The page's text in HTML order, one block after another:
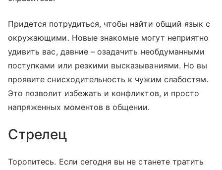
Придется потрудиться, чтобы найти общий язык с
окружающими. Новые знакомые могут неприятно
удивить вас, давние – озадачить необдуманными
поступками или резкими высказываниями. Но вы
проявите снисходительность к чужим слабостям.
Это позволит избежать и конфликтов, и просто
напряженных моментов в общении.
Стрелец
Торопитесь. Если сегодня вы не станете тратить